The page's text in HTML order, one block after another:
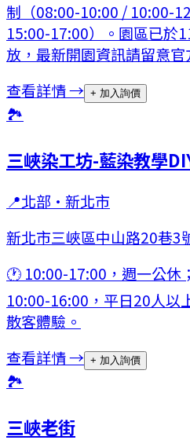
制（08:00-10:00 / 10:00-
15:00-17:00）。園區已於
放，最新開園資訊請留意官
查看詳情 → + 加入詢價
🏞
三峽染工坊-藍染教學
📍北部 · 新北市
新北市三峽區中山路20巷3
🕐 10:00-17:00，週一公休
10:00-16:00，平日20人以
散客體驗。
查看詳情 → + 加入詢價
🏞
三峽老街